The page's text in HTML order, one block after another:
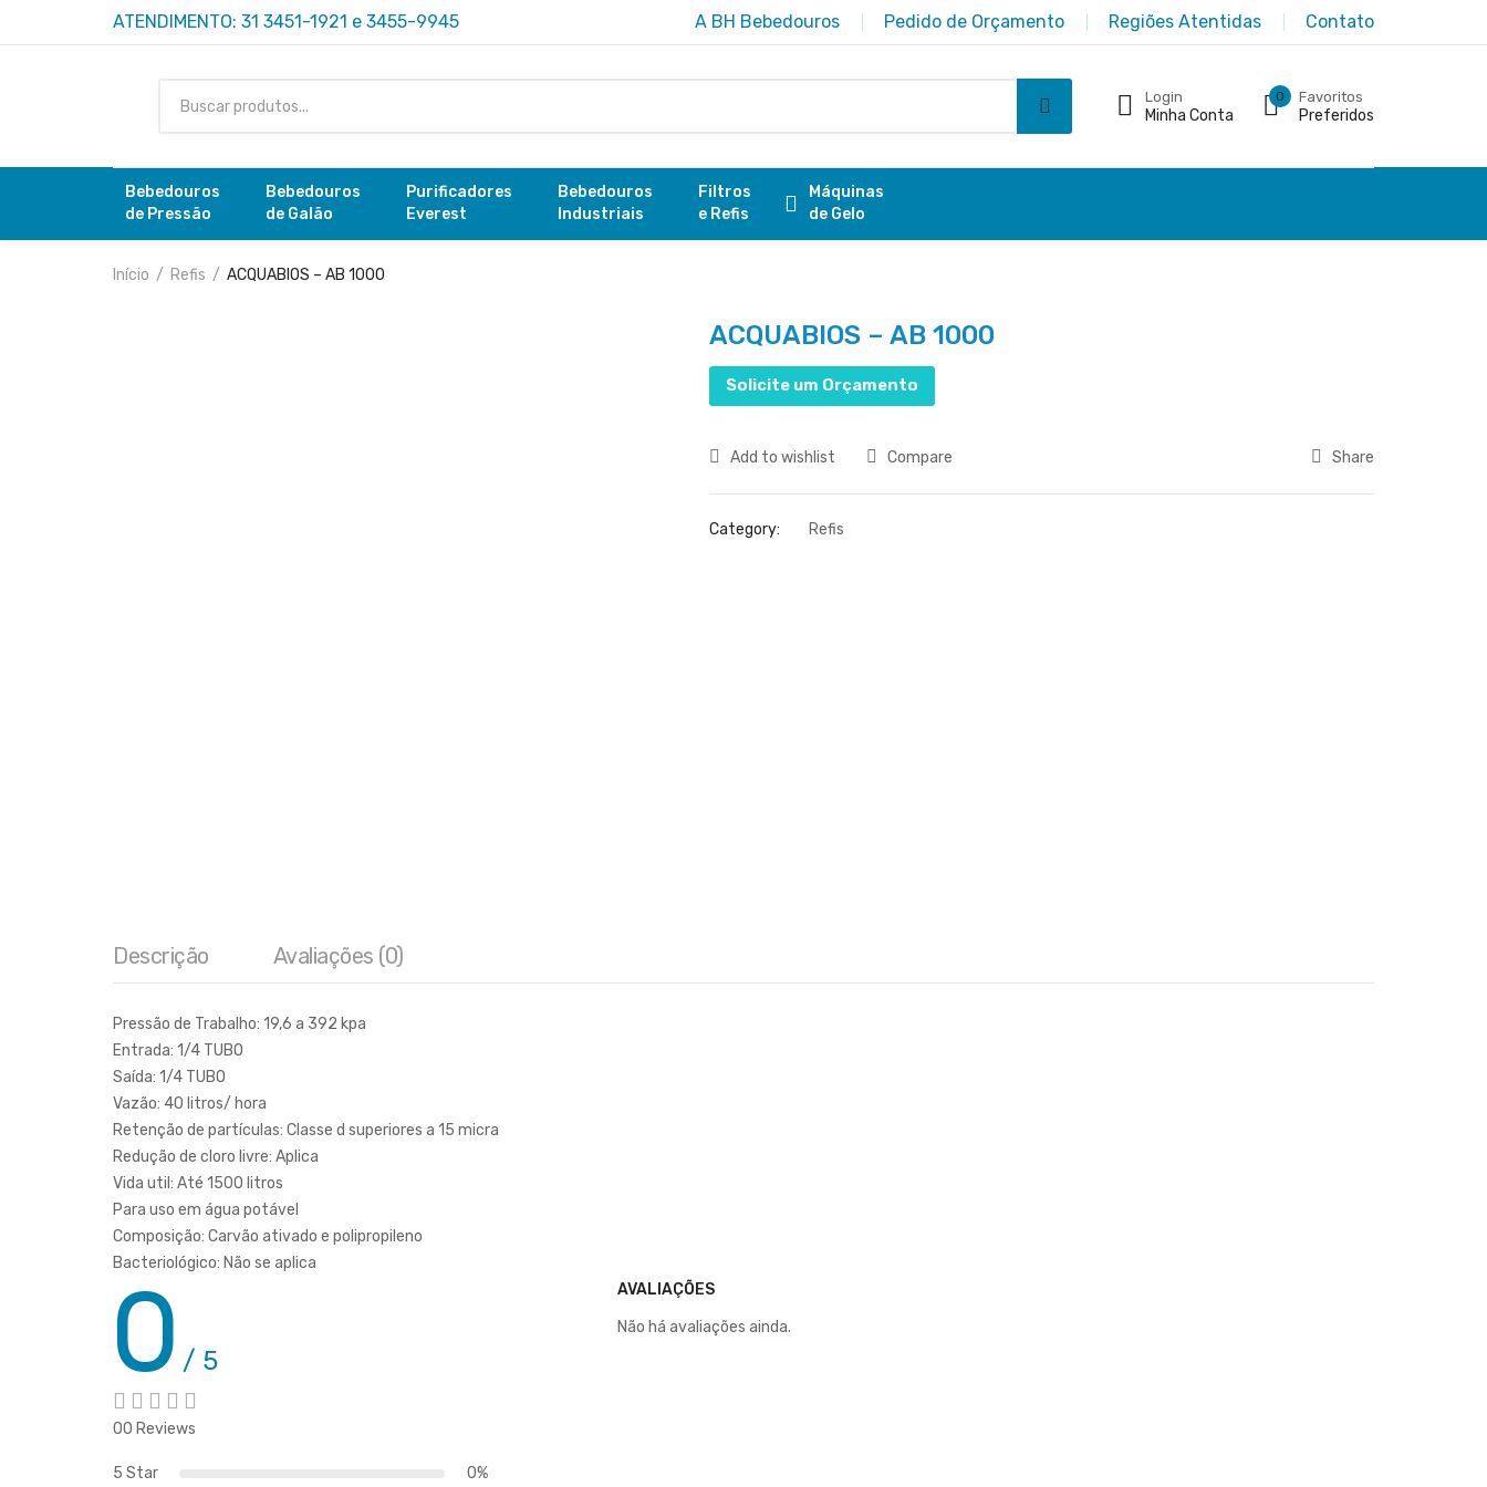
ATENDIMENTO: 31 3451-1921 e 3455-9945 A BH Bebedouros Pedido de Orçamento Regiões Atentidas Contato
Login
Minha Conta
0 Favoritos
Preferidos
Bebedouros
de Pressão
Bebedouros
de Galão
Purificadores
Everest
Bebedouros
Industriais
Filtros
e Refis
Máquinas
de Gelo
Início Refis ACQUABIOS – AB 1000
ACQUABIOS – AB 1000
Solicite um Orçamento
Add to wishlist Compare Share
Category: Refis
Descrição Avaliações (0)
Pressão de Trabalho: 19,6 a 392 kpa
Entrada: 1/4 TUBO
Saída: 1/4 TUBO
Vazão: 40 litros/ hora
Retenção de partículas: Classe d superiores a 15 micra
Redução de cloro livre: Aplica
Vida util: Até 1500 litros
Para uso em água potável
Composição: Carvão ativado e polipropileno
Bacteriológico: Não se aplica
0 / 5
00 Reviews
5 Star 0%
AVALIAÇÕES
Não há avaliações ainda.